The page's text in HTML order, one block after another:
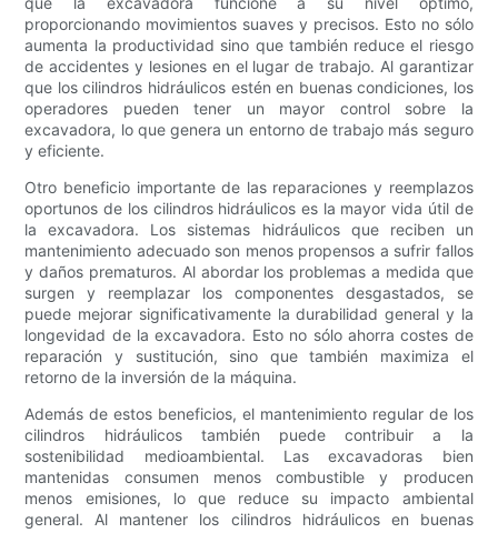
proporcionando movimientos suaves y precisos. Esto no sólo
aumenta la productividad sino que también reduce el riesgo
de accidentes y lesiones en el lugar de trabajo. Al garantizar
que los cilindros hidráulicos estén en buenas condiciones, los
operadores pueden tener un mayor control sobre la
excavadora, lo que genera un entorno de trabajo más seguro
y eficiente.
Otro beneficio importante de las reparaciones y reemplazos
oportunos de los cilindros hidráulicos es la mayor vida útil de
la excavadora. Los sistemas hidráulicos que reciben un
mantenimiento adecuado son menos propensos a sufrir fallos
y daños prematuros. Al abordar los problemas a medida que
surgen y reemplazar los componentes desgastados, se
puede mejorar significativamente la durabilidad general y la
longevidad de la excavadora. Esto no sólo ahorra costes de
reparación y sustitución, sino que también maximiza el
retorno de la inversión de la máquina.
Además de estos beneficios, el mantenimiento regular de los
cilindros hidráulicos también puede contribuir a la
sostenibilidad medioambiental. Las excavadoras bien
mantenidas consumen menos combustible y producen
menos emisiones, lo que reduce su impacto ambiental
general. Al mantener los cilindros hidráulicos en buenas